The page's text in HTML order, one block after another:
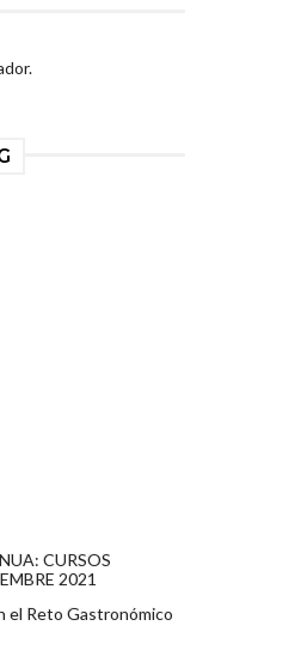
CURSOS
2021
el Reto Gastronómico